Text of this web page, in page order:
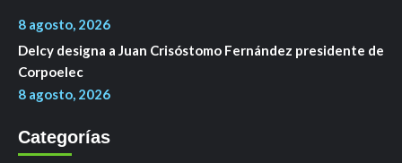
8 agosto, 2026
Delcy designa a Juan Crisóstomo Fernández presidente de
Corpoelec
8 agosto, 2026
Categorías